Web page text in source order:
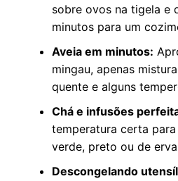
sobre ovos na tigela e
minutos para um
Aveia em minutos:
mingau, apenas
quente e alguns
Chá e infusões
temperatura certa
verde, preto ou de
Descongelando